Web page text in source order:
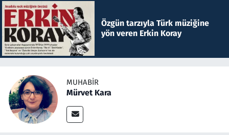
Özgün tarzıyla Türk müziğine
yön veren Erkin Koray
MUHABIR
Mürvet Kara